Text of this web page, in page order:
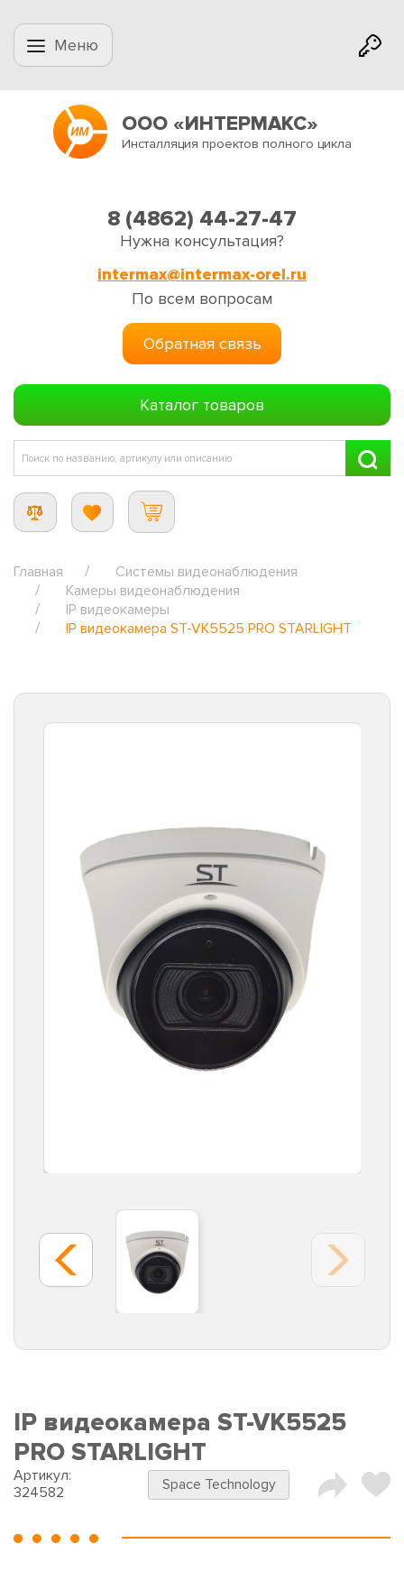
Меню
ООО «ИНТЕРМАКС»
Инсталляция проектов полного цикла
8 (4862) 44-27-47
Нужна консультация?
intermax@intermax-orel.ru
По всем вопросам
Обратная связь
Каталог товаров
Главная
Системы видеонаблюдения
Камеры видеонаблюдения
IP видеокамеры
IP видеокамера ST-VK5525 PRO STARLIGHT
IP видеокамера ST-VK5525
PRO STARLIGHT
Артикул:
324582
Space Technology